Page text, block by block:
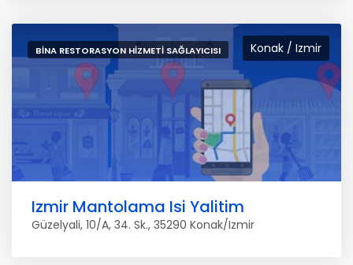
Konak / Izmir
BINA RESTORASYON HIZMETI SAĞLAYICISI
Izmir Mantolama Isi Yalitim
Güzelyali, 10/A, 34. Sk., 35290 Konak/Izmir